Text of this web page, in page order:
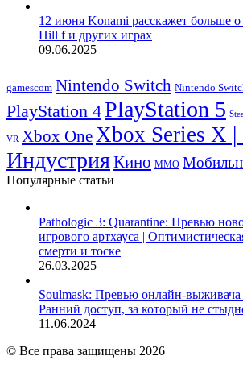
12 июня Konami расскажет больше
Hill f и других играх
09.06.2025
gamescom Nintendo Switch Nintendo
PlayStation 4PlayStation 5
VR Xbox OneXbox Series X |
ИндустрияКино ММО
Популярные статьи
Pathologic 3: Quarantine: Превью
игрового артхауса |
смерти и тоске
26.03.2025
Soulmask: Превью онлайн-выживача
Ранний доступ, за который не
11.06.2024
© Все права защищены 2026